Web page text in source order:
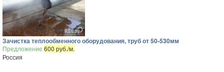
Зачистка теплообменного оборудования, труб от 50-530мм
Предложение 600 руб./м.
Россия